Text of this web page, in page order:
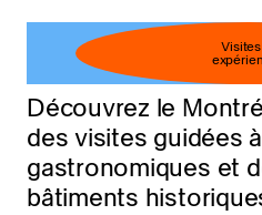
Découvrez le
des visites guidées
gastronomiques et
bâtiments